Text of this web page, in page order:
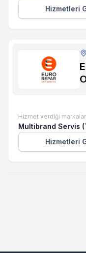
Hizmetleri
Hizmet verdiği markalar
Multibrand Servis
Hizmetleri